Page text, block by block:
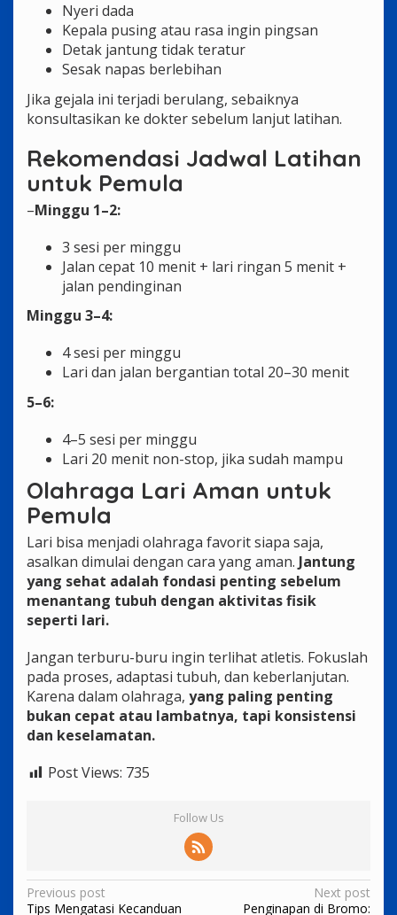
Nyeri dada
Kepala pusing atau rasa ingin pingsan
Detak jantung tidak teratur
Sesak napas berlebihan
Jika gejala ini terjadi berulang, sebaiknya
konsultasikan ke dokter sebelum lanjut latihan.
Rekomendasi Jadwal Latihan
untuk Pemula
–Minggu 1–2:
3 sesi per minggu
Jalan cepat 10 menit + lari ringan 5 menit +
jalan pendinginan
Minggu 3–4:
4 sesi per minggu
Lari dan jalan bergantian total 20–30 menit
5–6:
4–5 sesi per minggu
Lari 20 menit non-stop, jika sudah mampu
Olahraga Lari Aman untuk
Pemula
Lari bisa menjadi olahraga favorit siapa saja,
asalkan dimulai dengan cara yang aman. Jantung
yang sehat adalah fondasi penting sebelum
menantang tubuh dengan aktivitas fisik
seperti lari.
Jangan terburu-buru ingin terlihat atletis. Fokuslah
pada proses, adaptasi tubuh, dan keberlanjutan.
Karena dalam olahraga, yang paling penting
bukan cepat atau lambatnya, tapi konsistensi
dan keselamatan.
Post Views: 735
Follow Us
Post
Previous post
Tips Mengatasi Kecanduan
Next post
Penginapan di Bromo: